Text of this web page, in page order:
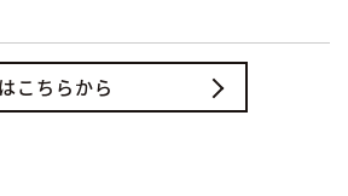
こちらから